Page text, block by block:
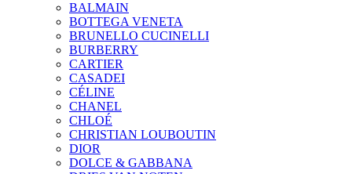
BALMAIN
BOTTEGA VENETA
BRUNELLO CUCINELLI
BURBERRY
CARTIER
CASADEI
CÉLINE
CHANEL
CHLOÉ
CHRISTIAN LOUBOUTIN
DIOR
DOLCE & GABBANA